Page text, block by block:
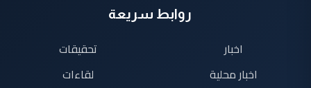
روابط سريعة
اخبار
اخبار محلية
تحقيقات
لقاءات